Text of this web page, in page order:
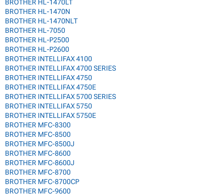
BROTHER HL-1470LT
BROTHER HL-1470N
BROTHER HL-1470NLT
BROTHER HL-7050
BROTHER HL-P2500
BROTHER HL-P2600
BROTHER INTELLIFAX 4100
BROTHER INTELLIFAX 4700 SERIES
BROTHER INTELLIFAX 4750
BROTHER INTELLIFAX 4750E
BROTHER INTELLIFAX 5700 SERIES
BROTHER INTELLIFAX 5750
BROTHER INTELLIFAX 5750E
BROTHER MFC-8300
BROTHER MFC-8500
BROTHER MFC-8500J
BROTHER MFC-8600
BROTHER MFC-8600J
BROTHER MFC-8700
BROTHER MFC-8700CP
BROTHER MFC-9600